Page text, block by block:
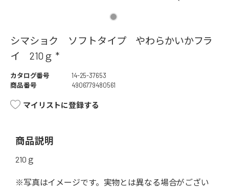
シマショク ソフトタイプ やわらかいかフラ
イ 210ｇ *
カタログ番号
14-25-37653
商品番号
4906779480561
マイリストに登録する
商品説明
210ｇ
※写真はイメージです。実物とは異なる場合がござい